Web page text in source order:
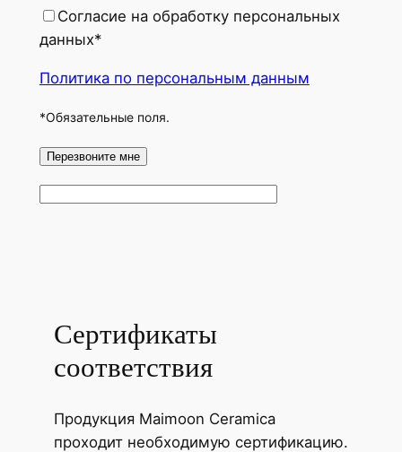
Согласие на обработку персональных
данных*
Политика по персональным данным
*Обязательные поля.
Сертификаты
соответствия
Продукция Maimoon Ceramica
проходит необходимую сертификацию.